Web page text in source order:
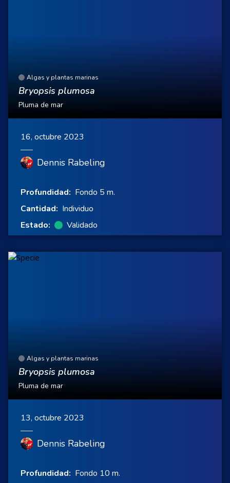
Algas y plantas marinas
Bryopsis plumosa
Pluma de mar
16, octubre 2023
Dennis Rabeling
Profundidad: Fondo 5 m.
Cantidad: Individuo
Estado:
Validado
Algas y plantas marinas
Bryopsis plumosa
Pluma de mar
13, octubre 2023
Dennis Rabeling
Profundidad: Fondo 10 m.